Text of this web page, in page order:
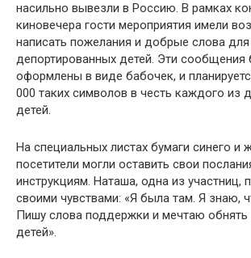
насильно вывезли в Россию. В рамках
киновечера гости мероприятия имели
написать пожелания и добрые слова для
депортированных детей. Эти сообщения
оформлены в виде бабочек, и
000 таких символов в честь каждого из
детей.
На специальных листах бумаги синего и
посетители могли оставить свои
инструкциям. Наташа, одна из участниц,
своими чувствами: «Я была там. Я знаю,
Пишу слова поддержки и мечтаю обнять
детей».